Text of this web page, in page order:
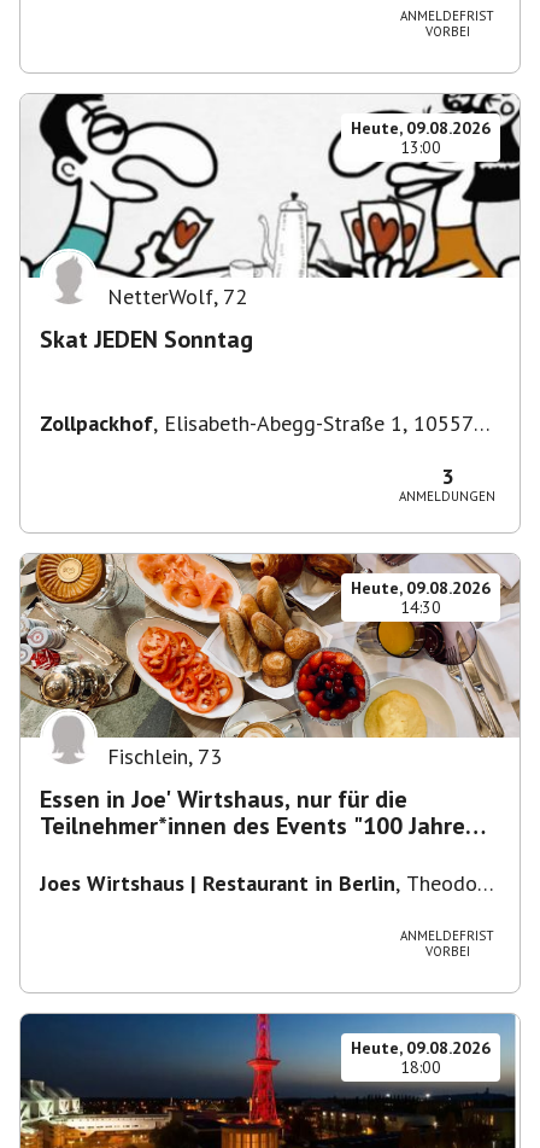
ANMELDEFRIST
VORBEI
Heute, 09.08.2026
13:00
NetterWolf, 72
Skat JEDEN Sonntag
Zollpackhof, Elisabeth-Abegg-Straße 1, 10557
3
ANMELDUNGEN
Heute, 09.08.2026
14:30
Fischlein, 73
Essen in Joe' Wirtshaus, nur für die
Teilnehmer*innen des Events "100 Jahre
Joes Wirtshaus | Restaurant in Berlin, Theodor-
ANMELDEFRIST
VORBEI
Heute, 09.08.2026
18:00